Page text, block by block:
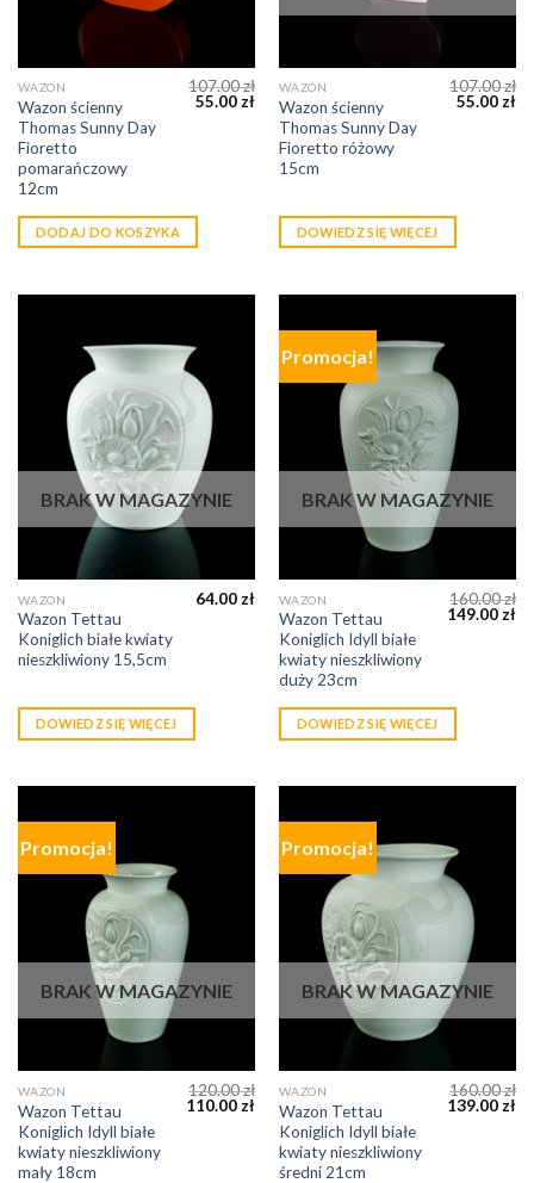
WAZON
Wazon ścienny
Thomas Sunny Day
Fioretto
pomarańczowy
12cm
107.00zł
55.00zł
DODAJ DO KOSZYKA
WAZON
Wazon ścienny
Thomas Sunny Day
Fioretto różowy
15cm
107.00zł
55.00zł
DOWIEDZ SIĘ WIĘCEJ
BRAK W MAGAZYNIE
WAZON
Wazon Tettau
Koniglich białe kwiaty
nieszkliwiony 15,5cm
64.00 zł
DOWIEDZ SIĘ WIĘCEJ
Promocja!
BRAK W MAGAZYNIE
WAZON
Wazon Tettau
Koniglich Idyll białe
kwiaty nieszkliwiony
duży 23cm
160.00zł
149.00 zł
DOWIEDZ SIĘ WIĘCEJ
Promocja!
BRAK W MAGAZYNIE
WAZON
Wazon Tettau
Koniglich Idyll białe
kwiaty nieszkliwiony
mały 18cm
120.00zł
110.00 zł
Promocja!
BRAK W MAGAZYNIE
WAZON
Wazon Tettau
Koniglich Idyll białe
kwiaty nieszkliwiony
średni 21cm
160.00zł
139.00 zł